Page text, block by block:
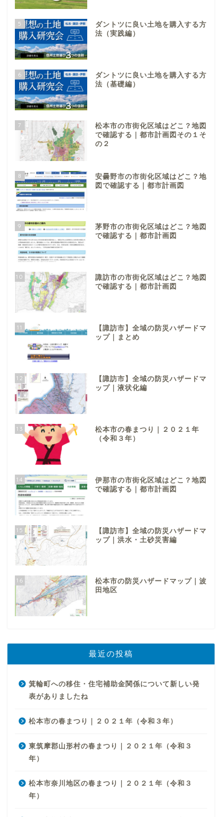
5
ダントツに良い土地を購入する方
法（実践編）
6
ダントツに良い土地を購入する方
法（基礎編）
7
松本市の市街化区域はどこ？地図
で確認する｜都市計画図その１そ
の２
8
安曇野市の市街化区域はどこ？地
図で確認する｜都市計画図
9
茅野市の市街化区域はどこ？地図
で確認する｜都市計画図
10
諏訪市の市街化区域はどこ？地図
で確認する｜都市計画図
11
【諏訪市】全域の防災ハザードマ
ップ｜まとめ
12
【諏訪市】全域の防災ハザードマ
ップ｜液状化編
13
松本市の春まつり｜２０２１年
（令和３年）
14
伊那市の市街化区域はどこ？地図
で確認する｜都市計画図
15
【諏訪市】全域の防災ハザードマ
ップ｜洪水・土砂災害編
16
松本市の防災ハザードマップ｜波
田地区
最近の投稿
箕輪町への移住・住宅補助金関係について新しい発
表がありましたね
松本市の春まつり｜２０２１年（令和３年）
東筑摩郡山形村の春まつり｜２０２１年（令和３
年）
松本市奈川地区の春まつり｜２０２１年（令和３
年）